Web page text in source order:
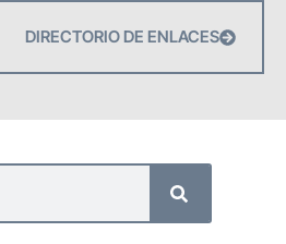
DIRECTORIO DE ENLACES